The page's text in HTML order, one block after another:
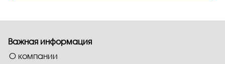
Важная информация
О компании